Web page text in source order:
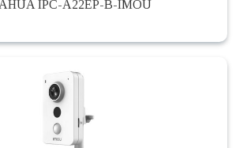
IPC-A22EP-B-IMOU